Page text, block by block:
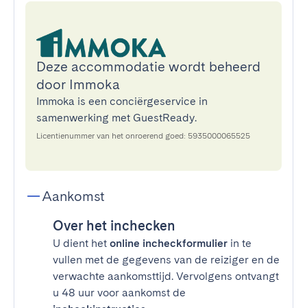
Deze accommodatie wordt beheerd
door Immoka
Immoka is een conciërgeservice in
samenwerking met GuestReady.
Licentienummer van het onroerend goed: 5935000065525
Aankomst
Over het inchecken
U dient het online incheckformulier in te
vullen met de gegevens van de reiziger en de
verwachte aankomsttijd. Vervolgens ontvangt
u 48 uur voor aankomst de